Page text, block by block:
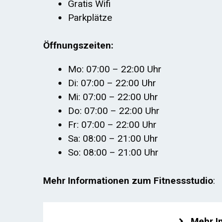
Gratis Wifi
Parkplätze
Öffnungszeiten:
Mo: 07:00 – 22:00 Uhr
Di: 07:00 – 22:00 Uhr
Mi: 07:00 – 22:00 Uhr
Do: 07:00 – 22:00 Uhr
Fr: 07:00 – 22:00 Uhr
Sa: 08:00 – 21:00 Uhr
So: 08:00 – 21:00 Uhr
Mehr Informationen zum Fitnessstudio: